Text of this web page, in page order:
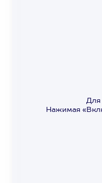
Для
Нажимая